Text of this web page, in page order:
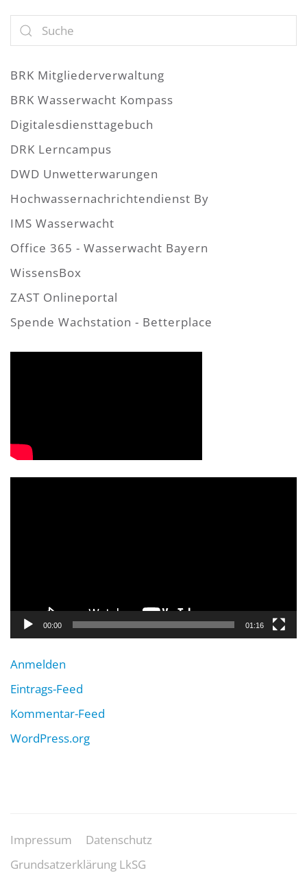
BRK Mitgliederverwaltung
BRK Wasserwacht Kompass
Digitalesdiensttagebuch
DRK Lerncampus
DWD Unwetterwarungen
Hochwassernachrichtendienst By
IMS Wasserwacht
Office 365 - Wasserwacht Bayern
WissensBox
ZAST Onlineportal
Spende Wachstation - Betterplace
00:00 01:16
Anmelden
Eintrags-Feed
Kommentar-Feed
WordPress.org
Impressum
Datenschutz
Grundsatzerklärung LkSG